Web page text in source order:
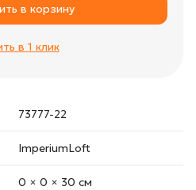
73777-22
ImperiumLoft
0 × 0 × 30 cм
в корзину
в 1 клик